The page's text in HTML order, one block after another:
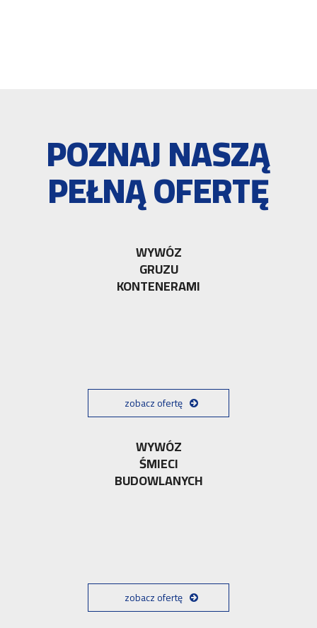
POZNAJ NASZĄ
PEŁNĄ OFERTĘ
WYWÓZ
GRUZU
KONTENERAMI
zobacz ofertę
WYWÓZ
ŚMIECI
BUDOWLANYCH
zobacz ofertę